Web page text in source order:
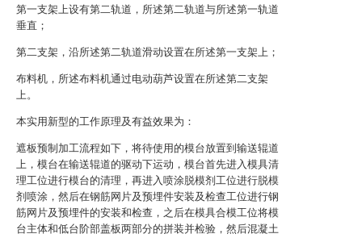
第一支架上设有第二轨道，所述第二轨道与所述第一轨道
垂直；
第二支架，沿所述第二轨道滑动设置在所述第一支架上；
布料机，所述布料机通过电动葫芦设置在所述第二支架
上。
本实用新型的工作原理及有益效果为：
遮板预制加工流程如下，将待使用的模台放置到输送辊道
上，模台在输送辊道的驱动下运动，模台首先进入模具清
理工位进行模台的清理，再进入喷涂脱模剂工位进行脱模
剂喷涂，然后在钢筋网片及预埋件安装及检查工位进行钢
筋网片及预埋件的安装和检查，之后在模具合模工位将模
台主体和低台阶部盖板两部分的拼装并检验，然后混凝土